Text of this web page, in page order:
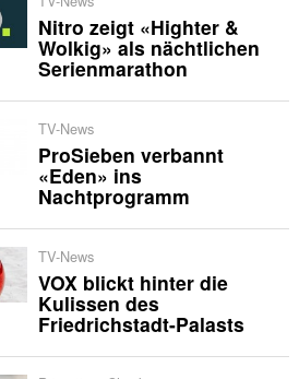
Nitro zeigt «Highter &
Wolkig» als nächtlichen
Serienmarathon
TV-News
ProSieben verbannt
«Eden» ins
Nachtprogramm
TV-News
VOX blickt hinter die
Kulissen des
Friedrichstadt-Palasts